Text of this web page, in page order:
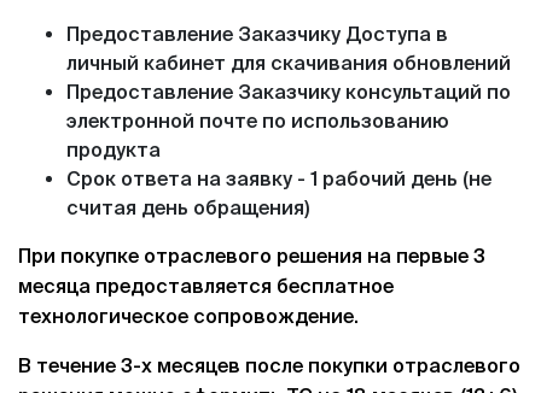
Предоставление Заказчику Доступа в
личный кабинет для скачивания обновлений
Предоставление Заказчику консультаций по
электронной почте по использованию
продукта
Срок ответа на заявку - 1 рабочий день (не
считая день обращения)
При покупке отраслевого решения на первые 3
месяца предоставляется бесплатное
технологическое сопровождение.
В течение 3-х месяцев после покупки отраслевого